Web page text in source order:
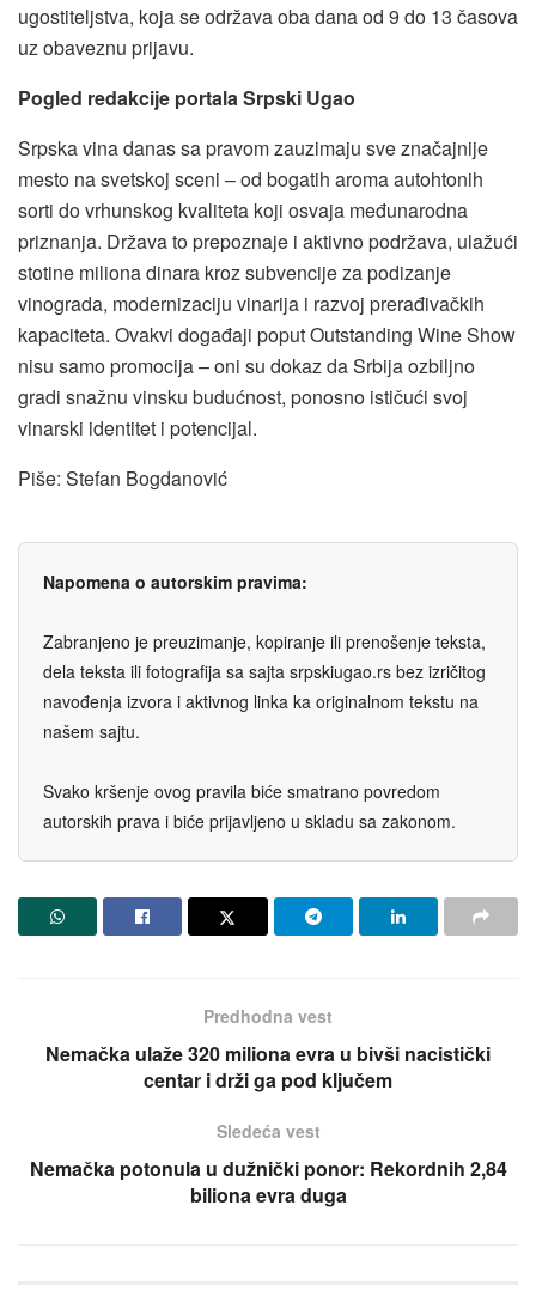
ugostiteljstva, koja se održava oba dana od 9 do 13 časova
uz obaveznu prijavu.
Pogled redakcije portala Srpski Ugao
Srpska vina danas sa pravom zauzimaju sve značajnije
mesto na svetskoj sceni – od bogatih aroma autohtonih
sorti do vrhunskog kvaliteta koji osvaja međunarodna
priznanja. Država to prepoznaje i aktivno podržava, ulažući
stotine miliona dinara kroz subvencije za podizanje
vinograda, modernizaciju vinarija i razvoj prerađivačkih
kapaciteta. Ovakvi događaji poput Outstanding Wine Show
nisu samo promocija – oni su dokaz da Srbija ozbiljno
gradi snažnu vinsku budućnost, ponosno ističući svoj
vinarski identitet i potencijal.
Piše: Stefan Bogdanović
Napomena o autorskim pravima:
Zabranjeno je preuzimanje, kopiranje ili prenošenje teksta,
dela teksta ili fotografija sa sajta srpskiugao.rs bez izričitog
navođenja izvora i aktivnog linka ka originalnom tekstu na
našem sajtu.
Svako kršenje ovog pravila biće smatrano povredom
autorskih prava i biće prijavljeno u skladu sa zakonom.
Predhodna vest
Nemačka ulaže 320 miliona evra u bivši nacistički
centar i drži ga pod ključem
Sledeća vest
Nemačka potonula u dužnički ponor: Rekordnih 2,84
biliona evra duga